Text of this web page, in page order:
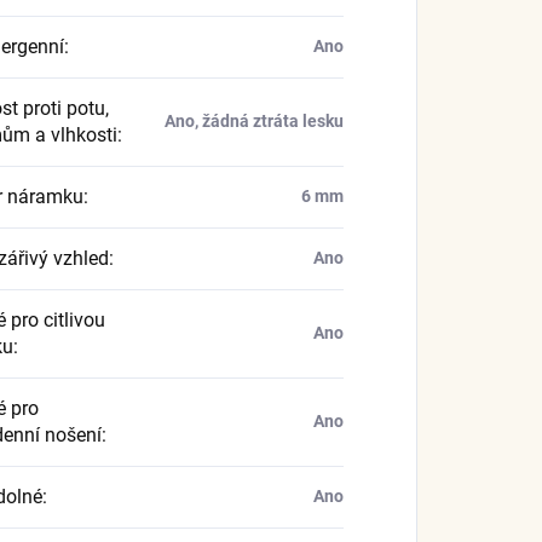
: Ano
proti potu,
a vlhkosti:
Ano, žádná ztráta lesku
náramku: 6 mm
vzhled: Ano
pro citlivou
:
Ano
pro
nošení:
Ano
: Ano